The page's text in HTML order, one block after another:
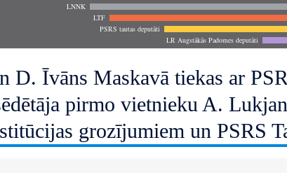
LNNK
LTF
PSRS tautas deputāti
LR Augstākās Padomes deputāti
D. Īvāns Maskavā tiekas ar
pirmo vietnieku A.
grozījumiem un PSRS